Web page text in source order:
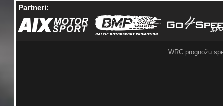
Partneri:
WRC prognožu